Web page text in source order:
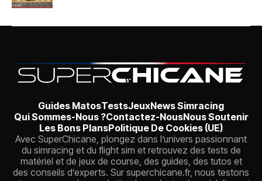
Guides MatosTestsJeuxNews Simracing
Qui Sommes-Nous ?Contactez-NousNous Soutenir
Les Bons PlansPolitique De Cookies (UE)
Avec SuperChicane, plongez dans l’univers passionnant
du simracing et du flight sim et retrouvez des tests de
matériel et de jeux de course, des guides, des tutos et
des conseils d’experts. Sur superchicane.fr, nous testons